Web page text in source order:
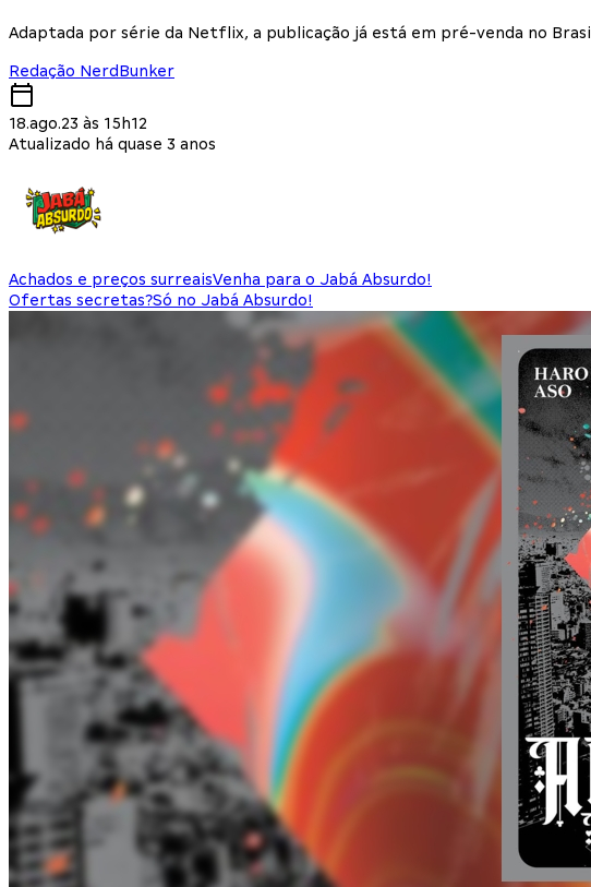
Adaptada por série da Netflix, a publicação já está em pré-venda no Brasil
Redação NerdBunker
18.ago.23 às 15h12
Atualizado há quase 3 anos
Achados e preços surreaisVenha para o Jabá Absurdo!
Ofertas secretas?Só no Jabá Absurdo!